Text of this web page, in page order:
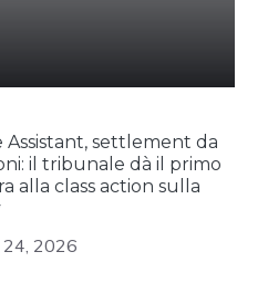
Assistant, settlement da
il tribunale dà il primo
alla class action sulla
24, 2026